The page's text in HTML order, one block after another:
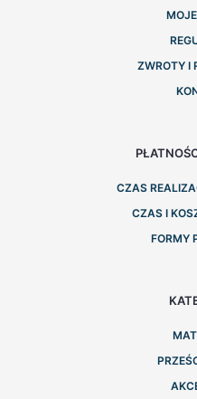
ZWROTY I
CZAS
CZAS I
FORMY